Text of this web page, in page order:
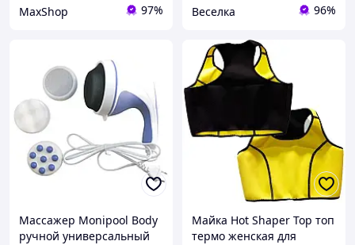
MaxShop 97% Веселка 96%
Массажер Monipool Body
ручной универсальный
Майка Hot Shaper Top топ
термо женская для